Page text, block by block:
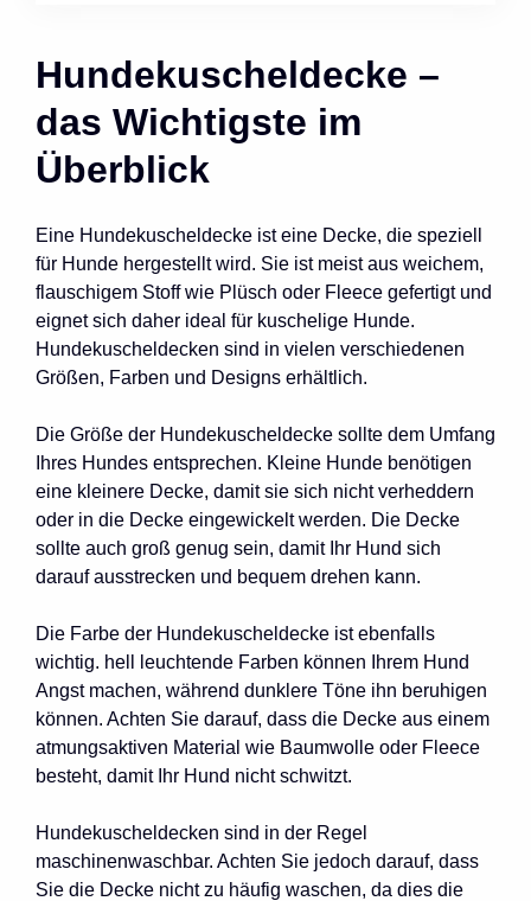
Hundekuscheldecke –
das Wichtigste im
Überblick
Eine Hundekuscheldecke ist eine Decke, die speziell
für Hunde hergestellt wird. Sie ist meist aus weichem,
flauschigem Stoff wie Plüsch oder Fleece gefertigt und
eignet sich daher ideal für kuschelige Hunde.
Hundekuscheldecken sind in vielen verschiedenen
Größen, Farben und Designs erhältlich.
Die Größe der Hundekuscheldecke sollte dem Umfang
Ihres Hundes entsprechen. Kleine Hunde benötigen
eine kleinere Decke, damit sie sich nicht verheddern
oder in die Decke eingewickelt werden. Die Decke
sollte auch groß genug sein, damit Ihr Hund sich
darauf ausstrecken und bequem drehen kann.
Die Farbe der Hundekuscheldecke ist ebenfalls
wichtig. hell leuchtende Farben können Ihrem Hund
Angst machen, während dunklere Töne ihn beruhigen
können. Achten Sie darauf, dass die Decke aus einem
atmungsaktiven Material wie Baumwolle oder Fleece
besteht, damit Ihr Hund nicht schwitzt.
Hundekuscheldecken sind in der Regel
maschinenwaschbar. Achten Sie jedoch darauf, dass
Sie die Decke nicht zu häufig waschen, da dies die